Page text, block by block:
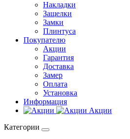
Накладки
Защелки
Замки
Плинтуса
Покупателю
Акции
Гарантия
Доставка
Замер
Оплата
Установка
Информация
Акции
Категории